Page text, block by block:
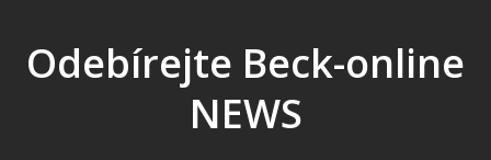
Odebírejte Beck-online
NEWS